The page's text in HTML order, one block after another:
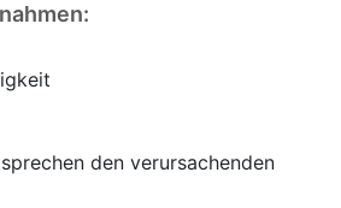
den verursachenden